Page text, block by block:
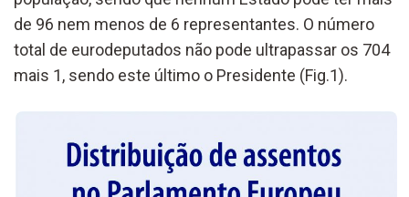
de 96 nem menos de 6 representantes. O número
total de eurodeputados não pode ultrapassar os 704
mais 1, sendo este último o Presidente (Fig.1).